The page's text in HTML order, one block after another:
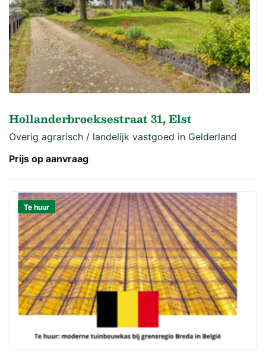
Hollanderbroeksestraat 31, Elst
Overig agrarisch / landelijk vastgoed in Gelderland
Prijs op aanvraag
Te huur